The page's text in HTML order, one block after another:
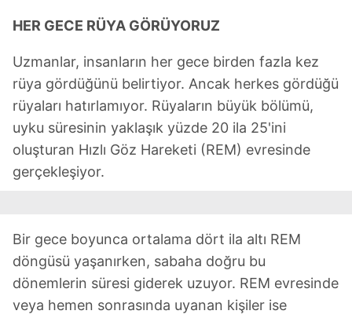
HER GECE RÜYA GÖRÜYORUZ
Uzmanlar, insanların her gece birden fazla kez
rüya gördüğünü belirtiyor. Ancak herkes gördüğü
rüyaları hatırlamıyor. Rüyaların büyük bölümü,
uyku süresinin yaklaşık yüzde 20 ila 25'ini
oluşturan Hızlı Göz Hareketi (REM) evresinde
gerçekleşiyor.
Bir gece boyunca ortalama dört ila altı REM
döngüsü yaşanırken, sabaha doğru bu
dönemlerin süresi giderek uzuyor. REM evresinde
veya hemen sonrasında uyanan kişiler ise